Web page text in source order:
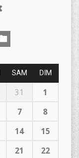
SAM DIM
31
1
7
8
14
15
21 22